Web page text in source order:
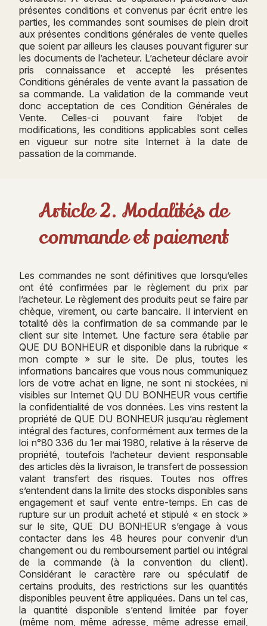
présentes conditions et convenus par écrit entre les
parties, les commandes sont soumises de plein droit
aux présentes conditions générales de vente quelles
que soient par ailleurs les clauses pouvant figurer sur
les documents de l’acheteur. L’acheteur déclare avoir
pris connaissance et accepté les présentes
Conditions générales de vente avant la passation de
sa commande. La validation de la commande veut
donc acceptation de ces Condition Générales de
Vente. Celles-ci pouvant faire l’objet de
modifications, les conditions applicables sont celles
en vigueur sur notre site Internet à la date de
passation de la commande.
Article 2. Modalités de
commande et paiement
Les commandes ne sont définitives que lorsqu’elles
ont été confirmées par le règlement du prix par
l’acheteur. Le règlement des produits peut se faire par
chèque, virement, ou carte bancaire. Il intervient en
totalité dès la confirmation de sa commande par le
client sur site Internet. Une facture sera établie par
QUE DU BONHEUR et disponible dans la rubrique «
mon compte » sur le site. De plus, toutes les
informations bancaires que vous nous communiquez
lors de votre achat en ligne, ne sont ni stockées, ni
visibles sur Internet QU DU BONHEUR vous certifie
la confidentialité de vos données. Les vins restent la
propriété de QUE DU BONHEUR jusqu’au règlement
intégral des factures, conformément aux termes de la
loi n°80 336 du 1er mai 1980, relative à la réserve de
propriété, toutefois l’acheteur devient responsable
des articles dès la livraison, le transfert de possession
valant transfert des risques. Toutes nos offres
s’entendent dans la limite des stocks disponibles sans
engagement et sauf vente entre-temps. En cas de
rupture sur un produit acheté et stipulé « en stock »
sur le site, QUE DU BONHEUR s’engage à vous
contacter dans les 48 heures pour convenir d’un
changement ou du remboursement partiel ou intégral
de la commande (à la convention du client).
Considérant le caractère rare ou spéculatif de
certains produits, des restrictions sur les quantités
disponibles peuvent être appliquées. Dans un tel cas,
la quantité disponible s’entend limitée par foyer
(même nom, même adresse, même adresse email,